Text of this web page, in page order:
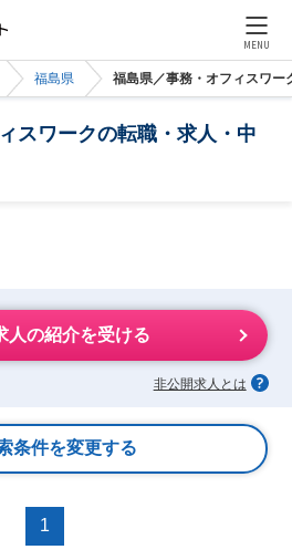
MENU
福島県 福島県／事務・オフィスワー
スワークの転職・求人・中
人の紹介を受ける
非公開求人とは
条件を変更する
1